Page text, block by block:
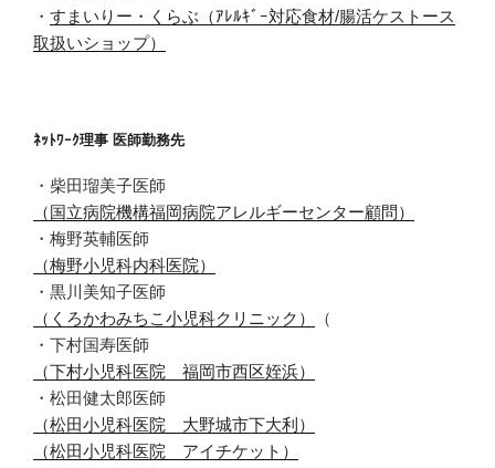
・ すまいりー・くらぶ（ｱﾚﾙｷﾞｰ対応食材/腸活ケストース
取扱いショップ）
ﾈｯﾄﾜｰｸ理事 医師勤務先
・柴田瑠美子医師
（国立病院機構福岡病院アレルギーセンター顧問）
・梅野英輔医師
（梅野小児科内科医院）
・黒川美知子医師
（くろかわみちこ小児科クリニック）
（
・下村国寿医師
（下村小児科医院 福岡市西区姪浜）
・松田健太郎医師
（松田小児科医院 大野城市下大利）
（松田小児科医院 アイチケット）